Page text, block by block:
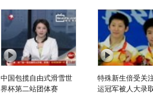
中国包揽自由式滑雪世
界杯第二站团体赛
特殊新生倍受关
运冠军被人大录